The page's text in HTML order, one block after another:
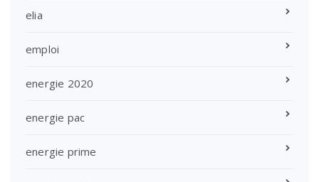
elia
emploi
energie 2020
energie pac
energie prime